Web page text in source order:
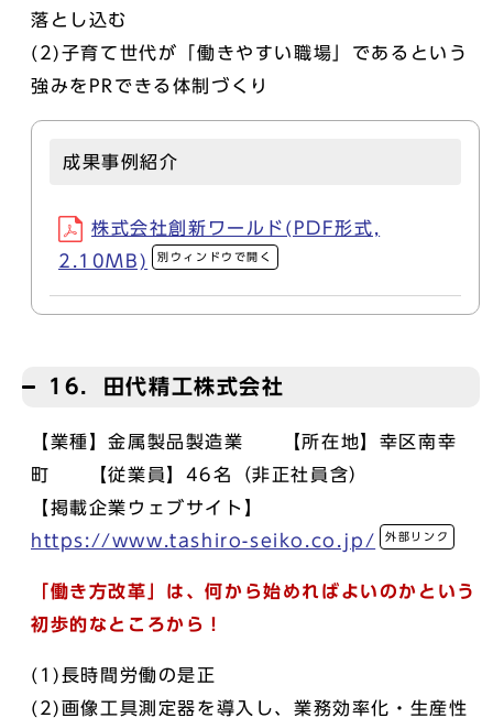
落とし込む
(2)子育て世代が「働きやすい職場」であるという
強みをPRできる体制づくり
成果事例紹介
株式会社創新ワールド(PDF形式,
2.10MB)
別ウィンドウで開く
16．田代精工株式会社
【業種】金属製品製造業 【所在地】幸区南幸
町 【従業員】46名（非正社員含）
【掲載企業ウェブサイト】
https://www.tashiro-seiko.co.jp/
外部リンク
「働き方改革」は、何から始めればよいのかという
初歩的なところから！
(1)長時間労働の是正
(2)画像工具測定器を導入し、業務効率化・生産性